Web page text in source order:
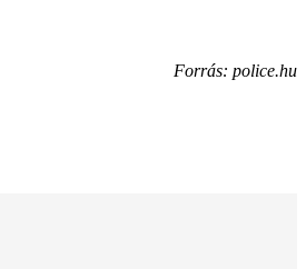
Forrás: police.hu